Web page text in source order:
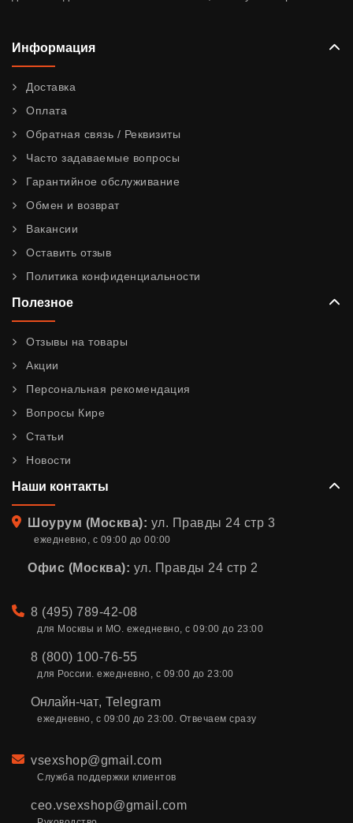
Информация
Доставка
Оплата
Обратная связь / Реквизиты
Часто задаваемые вопросы
Гарантийное обслуживание
Обмен и возврат
Вакансии
Оставить отзыв
Политика конфиденциальности
Полезное
Отзывы на товары
Акции
Персональная рекомендация
Вопросы Кире
Статьи
Новости
Наши контакты
Адрес
Шоурум (Москва): ул. Правды 24 стр 3
ежедневно, с 09:00 до 00:00
Офис (Москва): ул. Правды 24 стр 2
Телефон
8 (495) 789-42-08
для Москвы и МО. ежедневно, с 09:00 до 23:00
8 (800) 100-76-55
для России. ежедневно, с 09:00 до 23:00
Онлайн-чат, Telegram
ежедневно, с 09:00 до 23:00. Отвечаем сразу
Email
vsexshop@gmail.com
Служба поддержки клиентов
ceo.vsexshop@gmail.com